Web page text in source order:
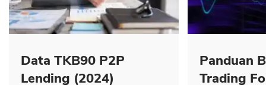
Data TKB90 P2P
Lending (2024)
Panduan
Trading